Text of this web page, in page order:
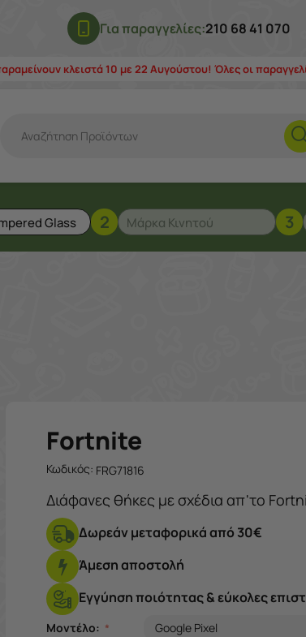
Για παραγγελίες:210 68 41 070
κλειστά 10 με 22 Αυγούστου! Όλες οι
2 3
Fortnite
Κωδικός: FRG71816
Διάφανες θήκες με σχέδια απ'το
Δωρεάν μεταφορικά από 30€
Άμεση αποστολή
Εγγύηση ποιότητας & εύκολες
Μοντέλο: